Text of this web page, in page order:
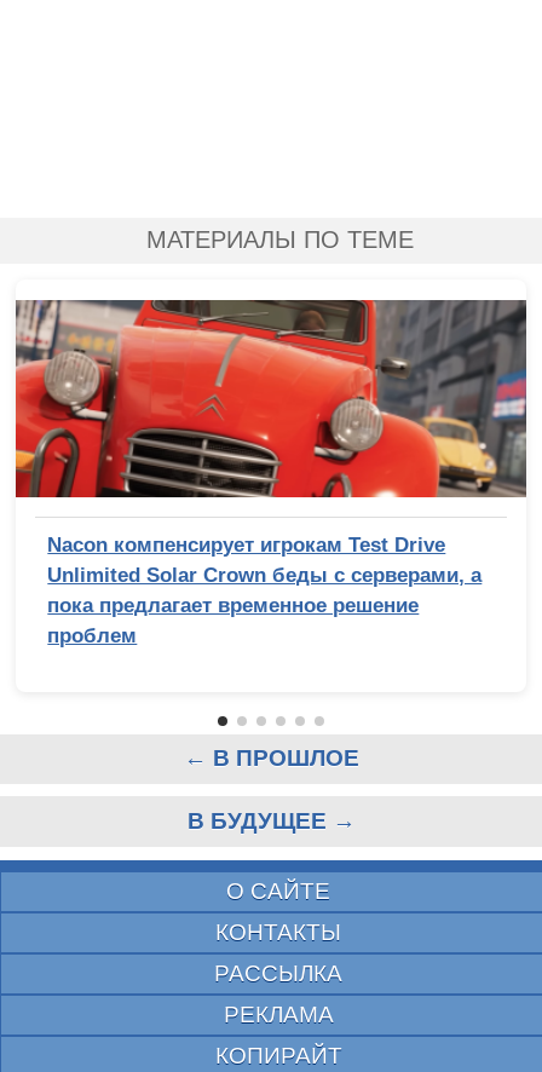
МАТЕРИАЛЫ ПО ТЕМЕ
Nacon компенсирует игрокам Test Drive
Unlimited Solar Crown беды с серверами, а
пока предлагает временное решение
проблем
← В ПРОШЛОЕ
В БУДУЩЕЕ →
О САЙТЕ
КОНТАКТЫ
РАССЫЛКА
РЕКЛАМА
КОПИРАЙТ